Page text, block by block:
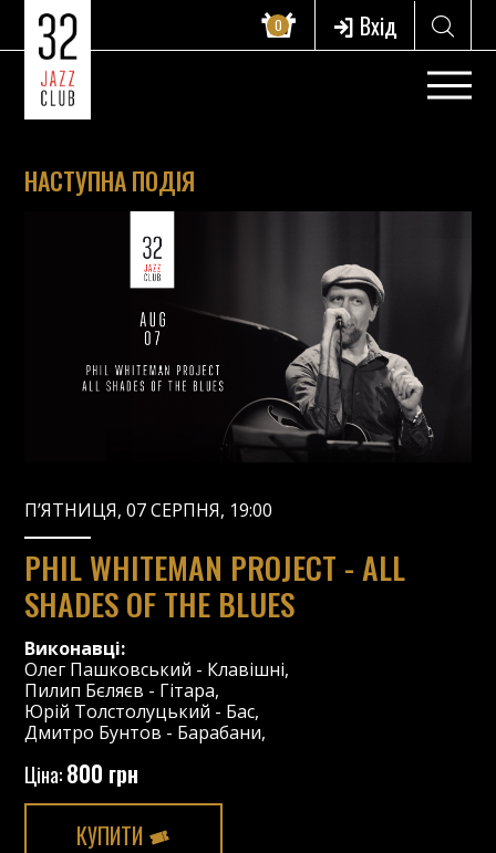
0 Вхід
НАСТУПНА ПОДІЯ
П’ЯТНИЦЯ, 07 СЕРПНЯ, 19:00
PHIL WHITEMAN PROJECT - ALL
SHADES OF THE BLUES
Виконавці:
Олег Пашковський - Клавішні,
Пилип Бєляєв - Гітара,
Юрій Толстолуцький - Бас,
Дмитро Бунтов - Барабани,
Ціна:800 грн
КУПИТИ